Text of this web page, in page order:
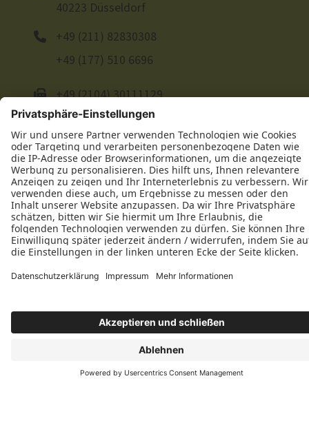
40223 Düsseldorf
+49 (211) 82830308
+49 (177) 510 6696
+49 (2104) 30111129
E-Mail schreiben
Öffnungszeiten
Montag: 08:00–17:00 Uhr
Dienstag: 08:00–17:00 Uhr
Mittwoch: 08:00–17:00 Uhr
Donnerstag: 08:00–17:00 Uhr
Freitag: 08:00–17:00 Uhr